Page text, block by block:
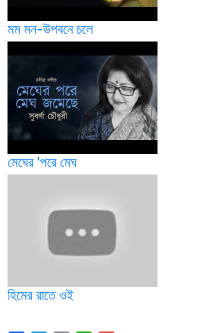
মম মন-উপবনে চলে
মেঘের 'পরে মেঘ
হিমের রাতে ওই